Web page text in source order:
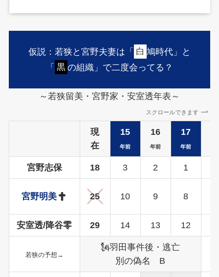
仮説：若狭と宮野夫妻は「 白 鳩時代」と
「 黒 の組織」で二度会ってる？
～若狭留美・宮野家・安室透年表～
スクロールできます
現
在
15
年前
16
年前
17
年前
宮野志保 18 3 2 1
宮野明美 25 10 9 8
安室透/降谷零 29 14 13 12
若狭の予想→
🗽羽田事件後・逃亡
別の偽名 B